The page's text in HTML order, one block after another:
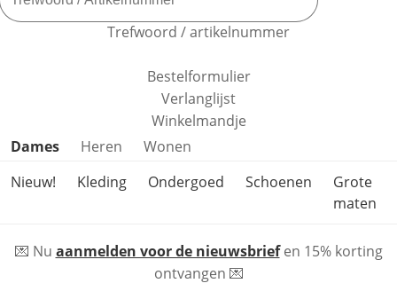
Trefwoord / artikelnummer
Bestelformulier
Verlanglijst
Winkelmandje
Productcategorieën overslaan
Dames Heren
Wonen
Nieuw!
Kleding Ondergoed Schoenen
Grote
maten
💌 Nu aanmelden voor de nieuwsbriefen 15% korting
ontvangen 💌